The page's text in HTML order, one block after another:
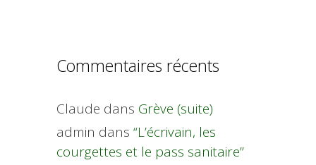
Commentaires récents
Claude dans Grève (suite)
admin dans “L’écrivain, les
courgettes et le pass sanitaire”